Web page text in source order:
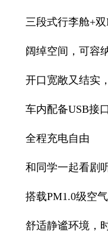
三段式行李舱+
阔绰空间，可容
开口宽敞又结实
车内配备USB接
全程充电自由
和同学一起看剧
搭载PM1.0级空
舒适静谧环境，